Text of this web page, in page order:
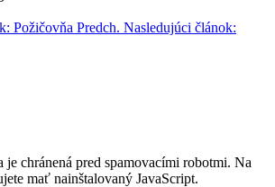
Požičovňa Predch. Nasledujúci článok:
je chránená pred spamovacími robotmi. Na
mať nainštalovaný JavaScript.